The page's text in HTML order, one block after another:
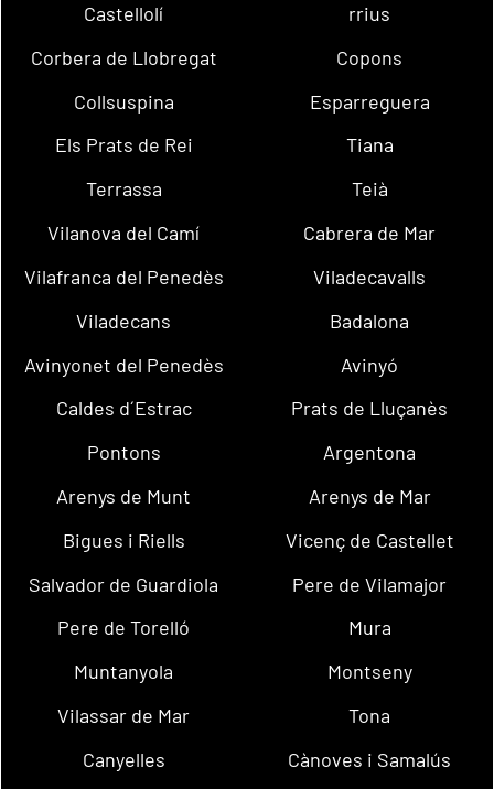
Castellolí
rrius
Corbera de Llobregat
Copons
Collsuspina
Esparreguera
Els Prats de Rei
Tiana
Terrassa
Teià
Vilanova del Camí
Cabrera de Mar
Vilafranca del Penedès
Viladecavalls
Viladecans
Badalona
Avinyonet del Penedès
Avinyó
Caldes d´Estrac
Prats de Lluçanès
Pontons
Argentona
Arenys de Munt
Arenys de Mar
Bigues i Riells
Vicenç de Castellet
Salvador de Guardiola
Pere de Vilamajor
Pere de Torelló
Mura
Muntanyola
Montseny
Vilassar de Mar
Tona
Canyelles
Cànoves i Samalús